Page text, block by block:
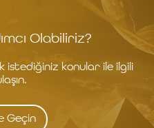
Olabiliriz?
konular ile ilgili
Geçin